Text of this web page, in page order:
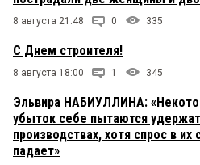
8 августа 21:48 0 335
С Днем строителя!
8 августа 18:00 1 345
Эльвира НАБИУЛЛИНА:
убыток себе пытаются
производствах, хотя спрос в их
падает»